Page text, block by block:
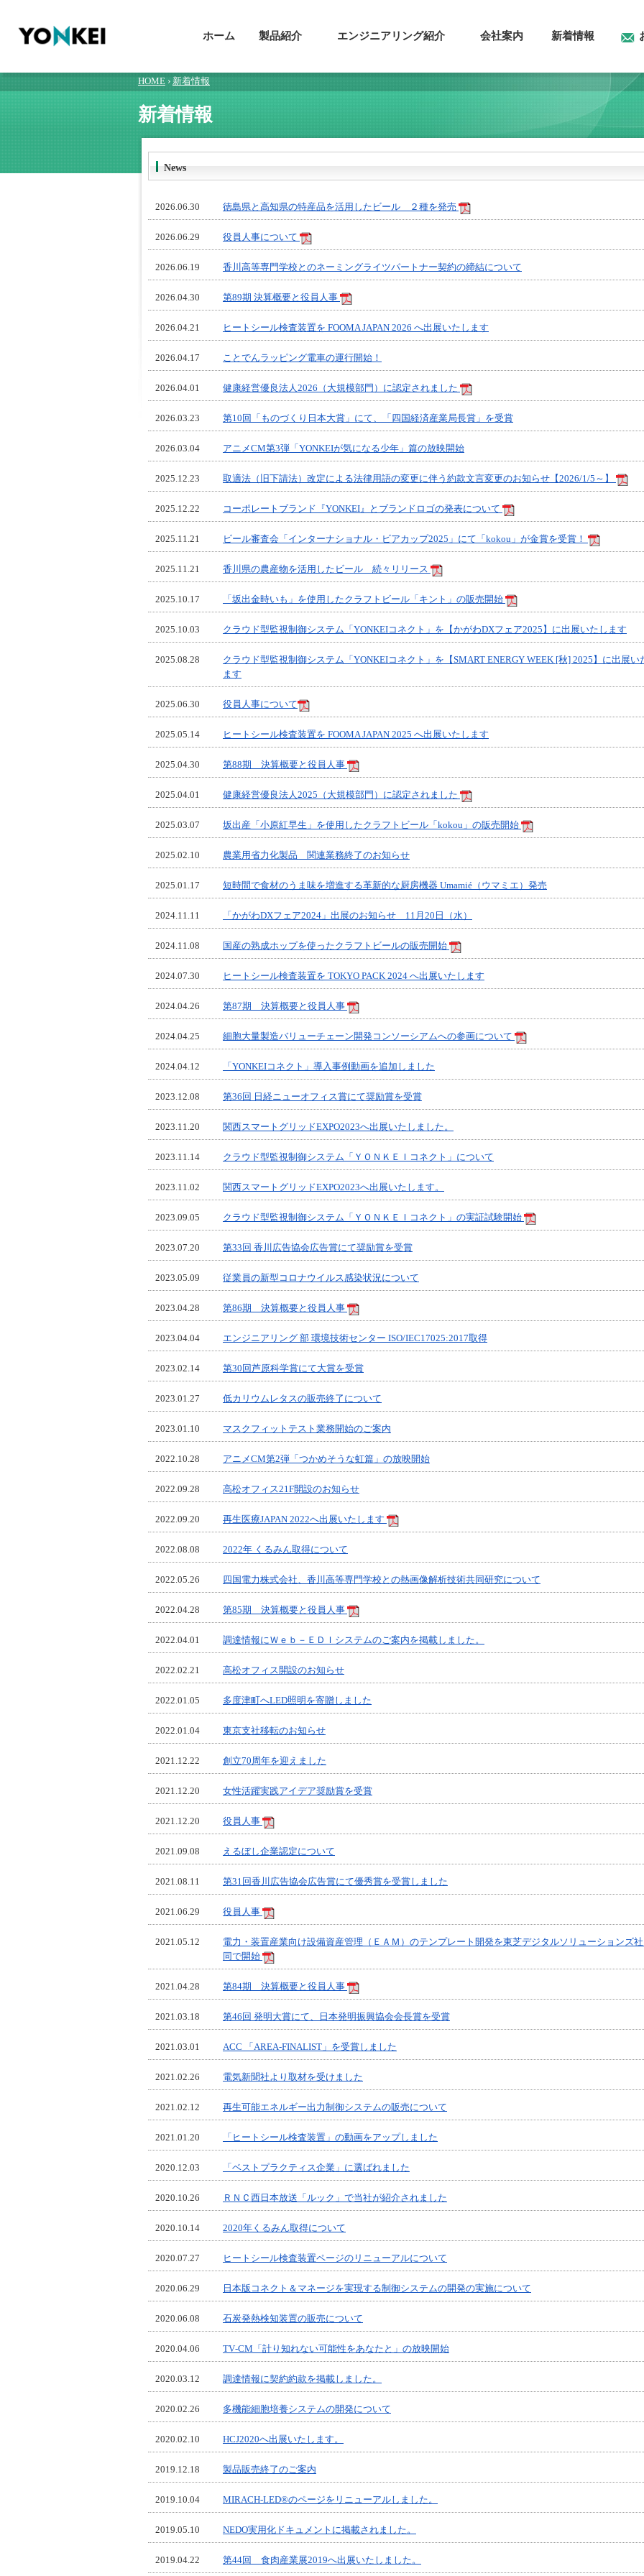
ホーム 製品紹介 エンジニアリング紹介 会社案内 新着情報
HOME › 新着情報
新着情報
News
2026.06.30 徳島県と高知県の特産品を活用したビール ２種を発売
2026.06.29 役員人事について
2026.06.19 香川高等専門学校とのネーミングライツパートナー契約の締結について
2026.04.30 第89期 決算概要と役員人事
2026.04.21 ヒートシール検査装置を FOOMA JAPAN 2026 へ出展いたします
2026.04.17 ことでんラッピング電車の運行開始！
2026.04.01 健康経営優良法人2026（大規模部門）に認定されました
2026.03.23 第10回「ものづくり日本大賞」にて、「四国経済産業局長賞」を受賞
2026.03.04 アニメCM第3弾「YONKEIが気になる少年」篇の放映開始
2025.12.23 取適法（旧下請法）改定による法律用語の変更に伴う約款文言変更のお知らせ【2026/1/5～】
2025.12.22 コーポレートブランド『YONKEI』とブランドロゴの発表について
2025.11.21 ビール審査会「インターナショナル・ビアカップ2025」にて「kokou」が金賞を受賞！
2025.11.21 香川県の農産物を活用したビール 続々リリース
2025.10.17 「坂出金時いも」を使用したクラフトビール「キント」の販売開始
2025.10.03 クラウド型監視制御システム「YONKEIコネクト」を【かがわDXフェア2025】に出展いたします
2025.08.28
クラウド型監視制御システム「YONKEIコネクト」を【SMART ENERGY WEEK [秋] 2025】に出展い
ます
2025.06.30 役員人事について
2025.05.14 ヒートシール検査装置を FOOMA JAPAN 2025 へ出展いたします
2025.04.30 第88期 決算概要と役員人事
2025.04.01 健康経営優良法人2025（大規模部門）に認定されました
2025.03.07 坂出産「小原紅早生」を使用したクラフトビール「kokou」の販売開始
2025.02.10 農業用省力化製品 関連業務終了のお知らせ
2025.01.17 短時間で食材のうま味を増進する革新的な厨房機器 Umamié（ウマミエ）発売
2024.11.11 「かがわDXフェア2024」出展のお知らせ 11月20日（水）
2024.11.08 国産の熟成ホップを使ったクラフトビールの販売開始
2024.07.30 ヒートシール検査装置を TOKYO PACK 2024 へ出展いたします
2024.04.26 第87期 決算概要と役員人事
2024.04.25 細胞大量製造バリューチェーン開発コンソーシアムへの参画について
2024.04.12 「YONKEIコネクト」導入事例動画を追加しました
2023.12.08 第36回 日経ニューオフィス賞にて奨励賞を受賞
2023.11.20 関西スマートグリッドEXPO2023へ出展いたしました。
2023.11.14 クラウド型監視制御システム「ＹＯＮＫＥＩコネクト」について
2023.11.02 関西スマートグリッドEXPO2023へ出展いたします。
2023.09.05 クラウド型監視制御システム「ＹＯＮＫＥＩコネクト」の実証試験開始
2023.07.20 第33回 香川広告協会広告賞にて奨励賞を受賞
2023.05.09 従業員の新型コロナウイルス感染状況について
2023.04.28 第86期 決算概要と役員人事
2023.04.04 エンジニアリング 部 環境技術センター ISO/IEC17025:2017取得
2023.02.14 第30回芦原科学賞にて大賞を受賞
2023.01.27 低カリウムレタスの販売終了について
2023.01.10 マスクフィットテスト業務開始のご案内
2022.10.28 アニメCM第2弾「つかめそうな虹篇」の放映開始
2022.09.28 高松オフィス21F開設のお知らせ
2022.09.20 再生医療JAPAN 2022へ出展いたします
2022.08.08 2022年 くるみん取得について
2022.05.26 四国電力株式会社、香川高等専門学校との熱画像解析技術共同研究について
2022.04.28 第85期 決算概要と役員人事
2022.04.01 調達情報にＷｅｂ－ＥＤＩシステムのご案内を掲載しました。
2022.02.21 高松オフィス開設のお知らせ
2022.01.05 多度津町へLED照明を寄贈しました
2022.01.04 東京支社移転のお知らせ
2021.12.22 創立70周年を迎えました
2021.12.20 女性活躍実践アイデア奨励賞を受賞
2021.12.20 役員人事
2021.09.08 えるぼし企業認定について
2021.08.11 第31回香川広告協会広告賞にて優秀賞を受賞しました
2021.06.29 役員人事
2021.05.12
電力・装置産業向け設備資産管理（ＥＡＭ）のテンプレート開発を東芝デジタルソリューションズ
同で開始
2021.04.28 第84期 決算概要と役員人事
2021.03.18 第46回 発明大賞にて、日本発明振興協会会長賞を受賞
2021.03.01 ACC 「AREA-FINALIST」を受賞しました
2021.02.26 電気新聞社より取材を受けました
2021.02.12 再生可能エネルギー出力制御システムの販売について
2021.01.20 「ヒートシール検査装置」の動画をアップしました
2020.12.03 「ベストプラクティス企業」に選ばれました
2020.10.26 ＲＮＣ西日本放送「ルック」で当社が紹介されました
2020.10.14 2020年くるみん取得について
2020.07.27 ヒートシール検査装置ページのリニューアルについて
2020.06.29 日本版コネクト＆マネージを実現する制御システムの開発の実施について
2020.06.08 石炭発熱検知装置の販売について
2020.04.06 TV‐CM「計り知れない可能性をあなたと」の放映開始
2020.03.12 調達情報に契約約款を掲載しました。
2020.02.26 多機能細胞培養システムの開発について
2020.02.10 HCJ2020へ出展いたします。
2019.12.18 製品販売終了のご案内
2019.10.04 MIRACH-LED®のページをリニューアルしました。
2019.05.10 NEDO実用化ドキュメントに掲載されました。
2019.04.22 第44回 食肉産業展2019へ出展いたしました。